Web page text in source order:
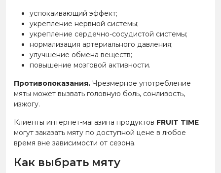
успокаивающий эффект;
укрепление нервной системы;
укрепление сердечно-сосудистой системы;
нормализация артериального давления;
улучшение обмена веществ;
повышение мозговой активности.
Противопоказания. Чрезмерное употребление
мяты может вызвать головную боль, сонливость,
изжогу.
Клиенты интернет-магазина продуктов FRUIT TIME
могут заказать мяту по доступной цене в любое
время вне зависимости от сезона.
Как выбрать мяту